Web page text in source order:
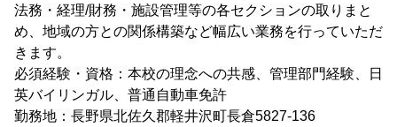
法務・経理/財務・施設管理等の各セクションの取りまと
め、地域の方との関係構築など幅広い業務を行っていただ
きます。
必須経験・資格：本校の理念への共感、管理部門経験、日
英バイリンガル、普通自動車免許
勤務地：長野県北佐久郡軽井沢町長倉5827-136